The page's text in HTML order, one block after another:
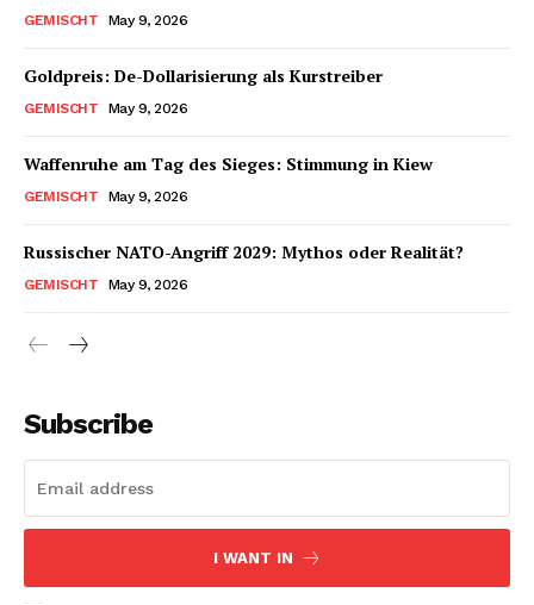
GEMISCHT May 9, 2026
Goldpreis: De-Dollarisierung als Kurstreiber
GEMISCHT May 9, 2026
Waffenruhe am Tag des Sieges: Stimmung in Kiew
GEMISCHT May 9, 2026
Russischer NATO-Angriff 2029: Mythos oder Realität?
GEMISCHT May 9, 2026
Subscribe
I WANT IN